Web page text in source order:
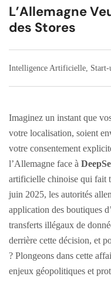
L’Allemagne
des Stores
Intelligence Artificielle Start-
Imaginez un instant que
votre localisation, soient
votre consentement
l’Allemagne face à
artificielle chinoise qui fait
juin 2025, les autorités
application des boutiques
transferts illégaux de
derrière cette décision, et
? Plongeons dans cette
enjeux géopolitiques et